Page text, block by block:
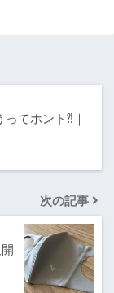
てホント⁈｜
次の記事